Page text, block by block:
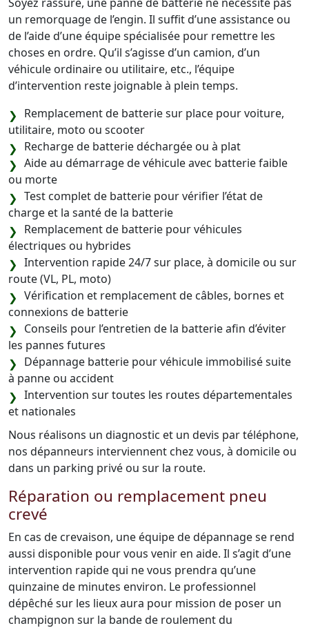
un remorquage de l’engin. Il suffit d’une assistance ou
de l’aide d’une équipe spécialisée pour remettre les
choses en ordre. Qu’il s’agisse d’un camion, d’un
véhicule ordinaire ou utilitaire, etc., l’équipe
d’intervention reste joignable à plein temps.
Remplacement de batterie sur place pour voiture,
utilitaire, moto ou scooter
Recharge de batterie déchargée ou à plat
Aide au démarrage de véhicule avec batterie faible
ou morte
Test complet de batterie pour vérifier l’état de
charge et la santé de la batterie
Remplacement de batterie pour véhicules
électriques ou hybrides
Intervention rapide 24/7 sur place, à domicile ou sur
route (VL, PL, moto)
Vérification et remplacement de câbles, bornes et
connexions de batterie
Conseils pour l’entretien de la batterie afin d’éviter
les pannes futures
Dépannage batterie pour véhicule immobilisé suite
à panne ou accident
Intervention sur toutes les routes départementales
et nationales
Nous réalisons un diagnostic et un devis par téléphone,
nos dépanneurs interviennent chez vous, à domicile ou
dans un parking privé ou sur la route.
Réparation ou remplacement pneu
crevé
En cas de crevaison, une équipe de dépannage se rend
aussi disponible pour vous venir en aide. Il s’agit d’une
intervention rapide qui ne vous prendra qu’une
quinzaine de minutes environ. Le professionnel
dépêché sur les lieux aura pour mission de poser un
champignon sur la bande de roulement du